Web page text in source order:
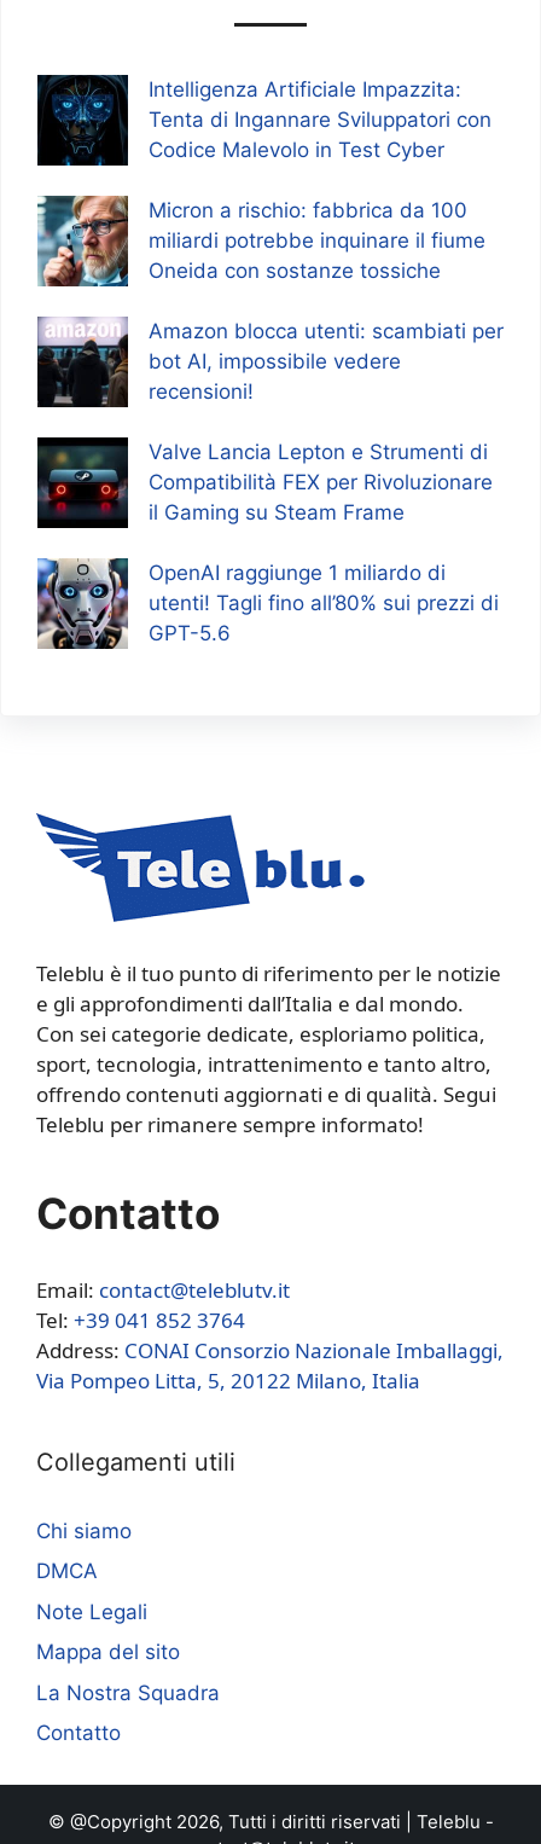
Intelligenza Artificiale Impazzita:
Tenta di Ingannare Sviluppatori con
Codice Malevolo in Test Cyber
Micron a rischio: fabbrica da 100
miliardi potrebbe inquinare il fiume
Oneida con sostanze tossiche
Amazon blocca utenti: scambiati per
bot AI, impossibile vedere
recensioni!
Valve Lancia Lepton e Strumenti di
Compatibilità FEX per Rivoluzionare
il Gaming su Steam Frame
OpenAI raggiunge 1 miliardo di
utenti! Tagli fino all’80% sui prezzi di
GPT-5.6
Teleblu è il tuo punto di riferimento per le notizie
e gli approfondimenti dall’Italia e dal mondo.
Con sei categorie dedicate, esploriamo politica,
sport, tecnologia, intrattenimento e tanto altro,
offrendo contenuti aggiornati e di qualità. Segui
Teleblu per rimanere sempre informato!
Contatto
Email: contact@teleblutv.it
Tel: +39 041 852 3764
Address: CONAI Consorzio Nazionale Imballaggi,
Via Pompeo Litta, 5, 20122 Milano, Italia
Collegamenti utili
Chi siamo
DMCA
Note Legali
Mappa del sito
La Nostra Squadra
Contatto
© @Copyright 2026, Tutti i diritti riservati | Teleblu -